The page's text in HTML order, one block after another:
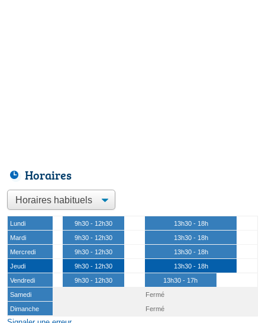
Horaires
Lundi 9h30 - 12h30
13h30 - 18h
Mardi
9h30 - 12h30
13h30 - 18h
Mercredi
9h30 - 12h30
13h30 - 18h
Jeudi
9h30 - 12h30
13h30 - 18h
Vendredi
9h30 - 12h30
13h30 - 17h
Samedi
Fermé
Dimanche
Fermé